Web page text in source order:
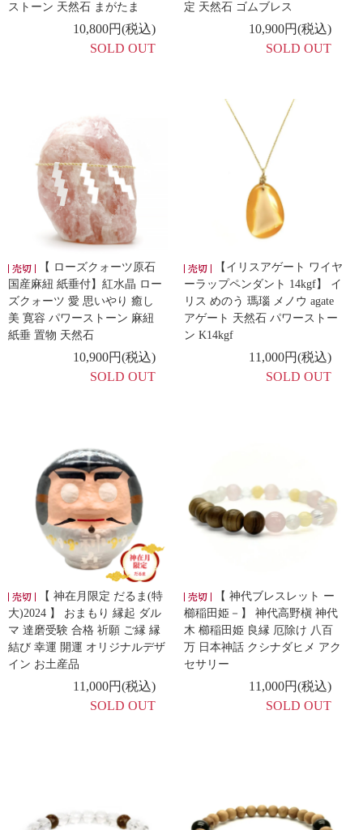
ストーン 天然石 まがたま
10,800円(税込)
SOLD OUT
定 天然石 ゴムブレス
10,900円(税込)
SOLD OUT
【 ローズクォーツ原石
国産麻紐 紙垂付】紅水晶 ロー
ズクォーツ 愛 思いやり 癒し
美 寛容 パワーストーン 麻紐
紙垂 置物 天然石
10,900円(税込)
SOLD OUT
【イリスアゲート ワイヤ
ーラップペンダント 14kgf】 イ
リス めのう 瑪瑙 メノウ agate
アゲート 天然石 パワーストー
ン K14kgf
11,000円(税込)
SOLD OUT
【 神在月限定 だるま(特
大)2024 】 おまもり 縁起 ダル
マ 達磨受験 合格 祈願 ご縁 縁
結び 幸運 開運 オリジナルデザ
イン お土産品
11,000円(税込)
SOLD OUT
【 神代ブレスレット ー
櫛稲田姫－】 神代高野槇 神代
木 櫛稲田姫 良縁 厄除け 八百
万 日本神話 クシナダヒメ アク
セサリー
11,000円(税込)
SOLD OUT